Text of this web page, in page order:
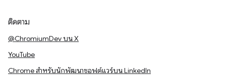
ติดตาม
@ChromiumDev บน X
YouTube
Chrome สำหรับนักพัฒนาซอฟต์แวร์บน LinkedIn